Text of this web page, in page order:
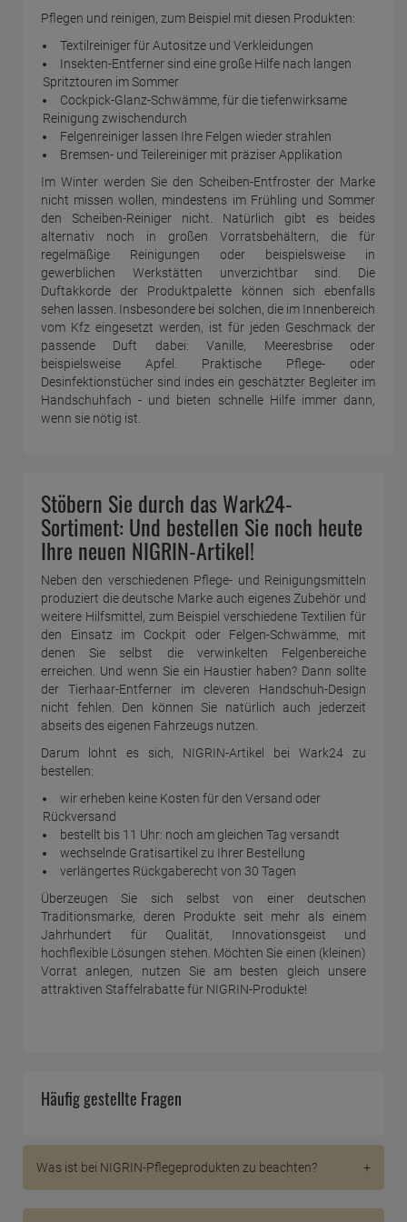
Pflegen und reinigen, zum Beispiel mit diesen Produkten:
Textilreiniger für Autositze und Verkleidungen
Insekten-Entferner sind eine große Hilfe nach langen
Spritztouren im Sommer
Cockpick-Glanz-Schwämme, für die tiefenwirksame
Reinigung zwischendurch
Felgenreiniger lassen Ihre Felgen wieder strahlen
Bremsen- und Teilereiniger mit präziser Applikation
Im Winter werden Sie den Scheiben-Entfroster der Marke
nicht missen wollen, mindestens im Frühling und Sommer
den Scheiben-Reiniger nicht. Natürlich gibt es beides
alternativ noch in großen Vorratsbehältern, die für
regelmäßige Reinigungen oder beispielsweise in
gewerblichen Werkstätten unverzichtbar sind. Die
Duftakkorde der Produktpalette können sich ebenfalls
sehen lassen. Insbesondere bei solchen, die im Innenbereich
vom Kfz eingesetzt werden, ist für jeden Geschmack der
passende Duft dabei: Vanille, Meeresbrise oder
beispielsweise Apfel. Praktische Pflege- oder
Desinfektionstücher sind indes ein geschätzter Begleiter im
Handschuhfach - und bieten schnelle Hilfe immer dann,
wenn sie nötig ist.
Stöbern Sie durch das Wark24-
Sortiment: Und bestellen Sie noch heute
Ihre neuen NIGRIN-Artikel!
Neben den verschiedenen Pflege- und Reinigungsmitteln
produziert die deutsche Marke auch eigenes Zubehör und
weitere Hilfsmittel, zum Beispiel verschiedene Textilien für
den Einsatz im Cockpit oder Felgen-Schwämme, mit
denen Sie selbst die verwinkelten Felgenbereiche
erreichen. Und wenn Sie ein Haustier haben? Dann sollte
der Tierhaar-Entferner im cleveren Handschuh-Design
nicht fehlen. Den können Sie natürlich auch jederzeit
abseits des eigenen Fahrzeugs nutzen.
Darum lohnt es sich, NIGRIN-Artikel bei Wark24 zu
bestellen:
wir erheben keine Kosten für den Versand oder
Rückversand
bestellt bis 11 Uhr: noch am gleichen Tag versandt
wechselnde Gratisartikel zu Ihrer Bestellung
verlängertes Rückgaberecht von 30 Tagen
Überzeugen Sie sich selbst von einer deutschen
Traditionsmarke, deren Produkte seit mehr als einem
Jahrhundert für Qualität, Innovationsgeist und
hochflexible Lösungen stehen. Möchten Sie einen (kleinen)
Vorrat anlegen, nutzen Sie am besten gleich unsere
attraktiven Staffelrabatte für NIGRIN-Produkte!
Häufig gestellte Fragen
Was ist bei NIGRIN-Pflegeprodukten zu beachten?